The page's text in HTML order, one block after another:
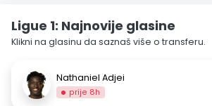
Ligue 1: Najnovije glasine
Klikni na glasinu da saznaš više o transferu.
Nathaniel Adjei
prije 8h